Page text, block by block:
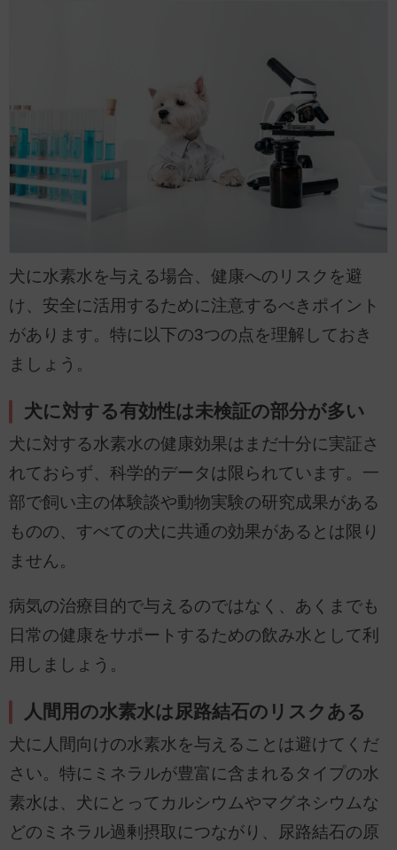
犬に水素水を与える場合、健康へのリスクを避
け、安全に活用するために注意するべきポイント
があります。特に以下の3つの点を理解しておき
ましょう。
犬に対する有効性は未検証の部分が多い
犬に対する水素水の健康効果はまだ十分に実証さ
れておらず、科学的データは限られています。一
部で飼い主の体験談や動物実験の研究成果がある
ものの、すべての犬に共通の効果があるとは限り
ません。
病気の治療目的で与えるのではなく、あくまでも
日常の健康をサポートするための飲み水として利
用しましょう。
人間用の水素水は尿路結石のリスクある
犬に人間向けの水素水を与えることは避けてくだ
さい。特にミネラルが豊富に含まれるタイプの水
素水は、犬にとってカルシウムやマグネシウムな
どのミネラル過剰摂取につながり、尿路結石の原